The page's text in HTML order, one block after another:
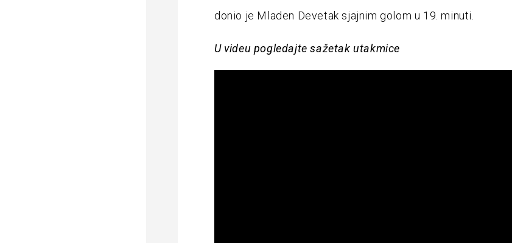
donio je Mladen Devetak sjajnim golom u 19. minuti.
U videu pogledajte sažetak utakmice